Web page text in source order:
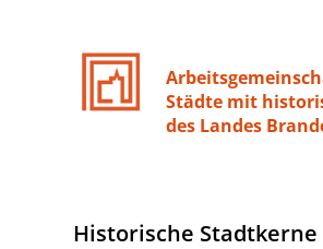
Städte mit
des Landes
Historische Stadtkerne